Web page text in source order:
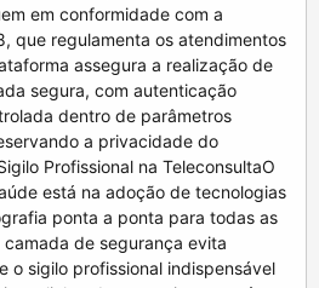
em conformidade com a
que regulamenta os atendimentos
assegura a realização de
segura, com autenticação
dentro de parâmetros
a privacidade do
Profissional na TeleconsultaO
está na adoção de tecnologias
ponta a ponta para todas as
camada de segurança evita
o sigilo profissional indispensável